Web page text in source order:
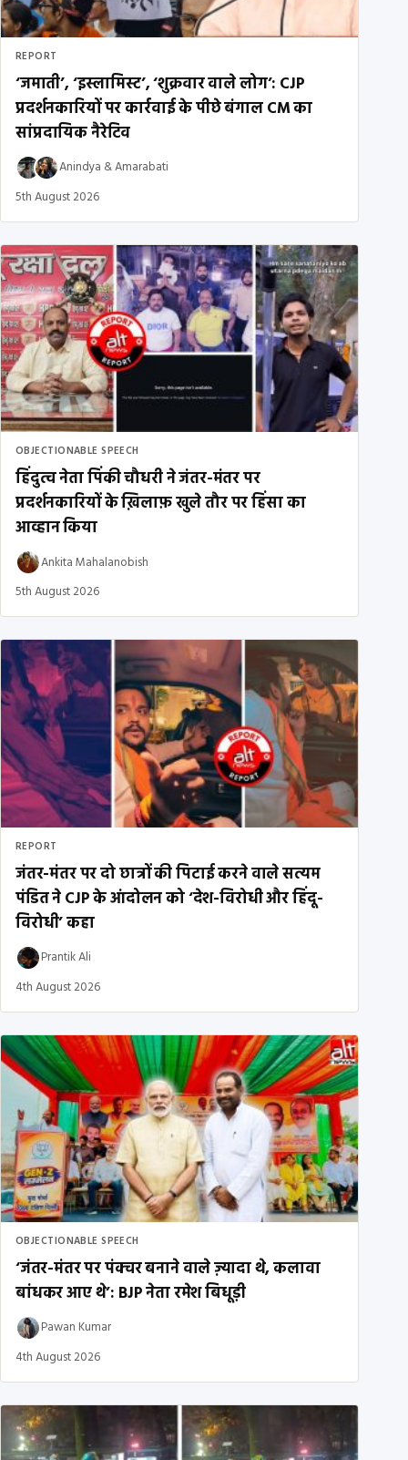
REPORT
‘जमाती’, ‘इस्लामिस्ट’, ‘शुक्रवार वाले लोग’: CJP
प्रदर्शनकारियों पर कार्रवाई के पीछे बंगाल CM का
सांप्रदायिक नैरेटिव
Anindya &Amarabati
5th August 2026
OBJECTIONABLE SPEECH
हिंदुत्व नेता पिंकी चौधरी ने जंतर-मंतर पर
प्रदर्शनकारियों के ख़िलाफ़ खुले तौर पर हिंसा का
आव्हान किया
Ankita Mahalanobish
5th August 2026
REPORT
जंतर-मंतर पर दो छात्रों की पिटाई करने वाले सत्यम
पंडित ने CJP के आंदोलन को ‘देश-विरोधी और हिंदू-
विरोधी’ कहा
Prantik Ali
4th August 2026
OBJECTIONABLE SPEECH
‘जंतर-मंतर पर पंक्चर बनाने वाले ज़्यादा थे, कलावा
बांधकर आए थे’: BJP नेता रमेश बिधूड़ी
Pawan Kumar
4th August 2026